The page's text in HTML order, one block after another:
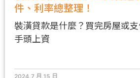
件、利率總整理！
裝潢貸款是什麼？買完房屋或支
手頭上資
2024,7 月,15 日